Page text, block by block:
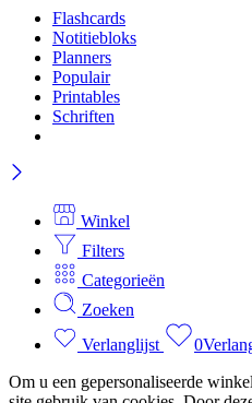
Flashcards
Notitiebloks
Planners
Populair
Printables
Schriften
Winkel
Filters
Categorieën
Zoeken
Verlanglijst
0
Om u een gepersonaliseerde